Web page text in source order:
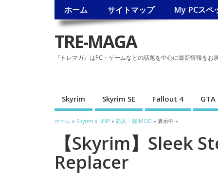
ホーム サイトマップ My PCスペ
TRE-MAGA
『トレマガ』はPC・ゲームなどの話題を中心に最新情報をお
Skyrim Skyrim SE Fallout 4 GTA
ホーム » Skyrim » UNP » 防具・服 MOD » 表示中 »
【Skyrim】Sleek
Replacer